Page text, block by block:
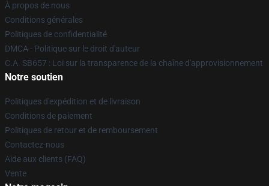
À propos de nous
Conditions générales
Politiques de confidentialité
DMCA - Politique sur le droit d'auteur
C.A. SB657 : Loi sur la transparence de la chaîne d'approvisionnement
Notre soutien
Politiques d'expédition et de livraison
Conditions de paiement
Politiques de retour et de remboursement
Contactez-nous
Aide aux clients (FAQ)
Vente